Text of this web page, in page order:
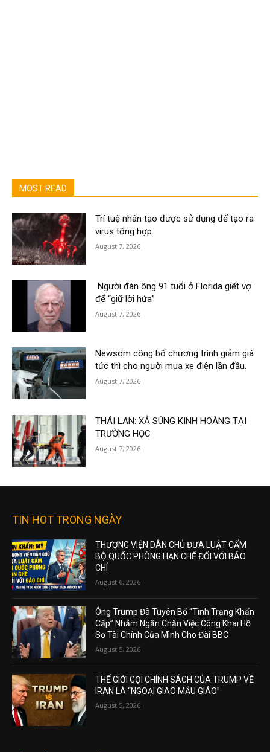
MOST READ
Trí tuệ nhân tạo được sử dụng để tạo ra
virus tổng hợp.
August 7, 2026
Người đàn ông 91 tuổi ở Florida giết vợ
để “giữ lời hứa”
August 7, 2026
Newsom công bố chương trình giảm giá
tức thì cho người mua xe điện lần đầu.
August 7, 2026
THÁI LAN: XẢ SÚNG KINH HOÀNG TẠI
TRƯỜNG HỌC
August 7, 2026
TIN HOT TRONG NGÀY
THƯỢNG VIỆN DÂN CHỦ ĐƯA LUẬT CẤM
BỘ QUỐC PHÒNG HẠN CHẾ ĐỐI VỚI BÁO
CHÍ
August 6, 2026
Ông Trump Đã Tuyên Bố “Tình Trạng Khẩn
Cấp” Nhằm Ngăn Chặn Việc Công Khai Hồ
Sơ Tài Chính Của Mình Cho Đài BBC
August 5, 2026
THẾ GIỚI GỌI CHÍNH SÁCH CỦA TRUMP VỀ
IRAN LÀ “NGOẠI GIAO MẪU GIÁO”
August 5, 2026